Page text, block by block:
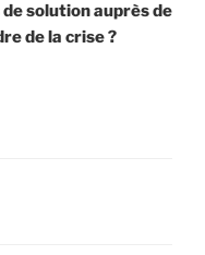
solution auprès de
de la crise ?